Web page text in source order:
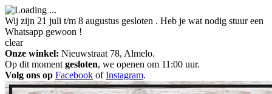
Wij zijn 21 juli t/m 8 augustus gesloten . Heb je wat nodig stuur een
Whatsapp gewoon !
clear
Onze winkel: Nieuwstraat 78, Almelo.
Op dit moment gesloten, we openen om 11:00 uur.
Volg ons op Facebook ofInstagram.